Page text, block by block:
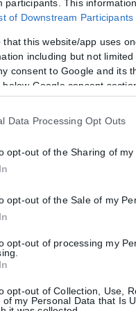
participants. This
of Downstream Participants
that this website/app uses
including but not
consent to Google and its
Google consent
Data Processing Opt Outs
opt-out of the Sharing of my
opt-out of the Sale of my
opt-out of processing my
opt-out of Collection, Use,
of my Personal Data that Is
το The Devil
Studios ανακοίνωσαν
μέχρι να
ή γνωριμίες που δεν